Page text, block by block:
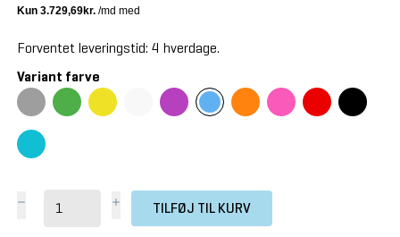
Forventet leveringstid: 4 hverdage.
Variant farve
TILFØJ TIL KURV